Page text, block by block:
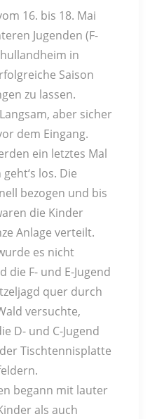
16. bis 18. Mai
Jugenden (F-
in
Saison
zu lassen.
aber sicher
dem Eingang.
ein letztes Mal
los. Die
bezogen und bis
die Kinder
Anlage verteilt.
es nicht
die F- und E-Jugend
quer durch
versuchte,
D- und C-Jugend
Tischtennisplatte
begann mit lauter
als auch